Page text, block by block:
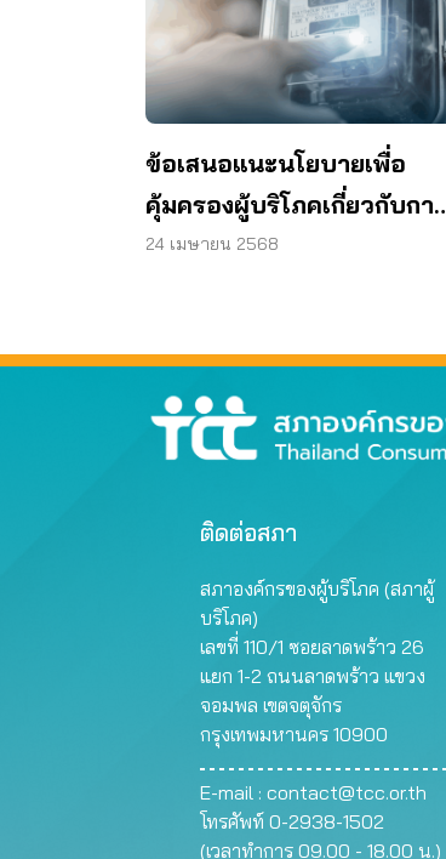
ข้อเสนอแนะนโยบายเพื่อ
คุ้มครองผู้บริโภคเกี่ยวกับการ
แก้ไขปัญหาค่าไฟฟ้าแพง ปี
24 เมษายน 2568
ติดต่อสภา
สภาองค์กรของผู้บริโภค (สภาผู้
บริโภค)
เลขที่ 110/1 ซอยลาดพร้าว 26
แยก 1-2 ถนนลาดพร้าว แขวง
จอมพล เขตจตุจักร
กรุงเทพมหานคร 10900
E-mail : contact@tcc.or.th
โทรศัพท์ 0-2938-1502
(เวลาทำการ 09.00 - 18.00 น.)